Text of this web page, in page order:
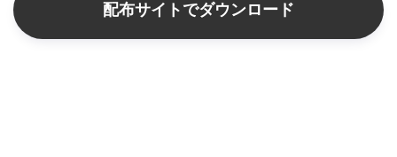
配布サイトでダウンロード